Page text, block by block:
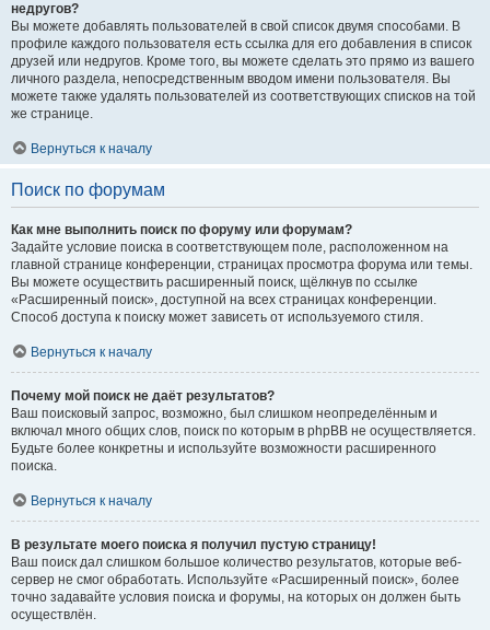
недругов?
Вы можете добавлять пользователей в свой список двумя способами. В
профиле каждого пользователя есть ссылка для его добавления в список
друзей или недругов. Кроме того, вы можете сделать это прямо из вашего
личного раздела, непосредственным вводом имени пользователя. Вы
можете также удалять пользователей из соответствующих списков на той
же странице.
Вернуться к началу
Поиск по форумам
Как мне выполнить поиск по форуму или форумам?
Задайте условие поиска в соответствующем поле, расположенном на
главной странице конференции, страницах просмотра форума или темы.
Вы можете осуществить расширенный поиск, щёлкнув по ссылке
«Расширенный поиск», доступной на всех страницах конференции.
Способ доступа к поиску может зависеть от используемого стиля.
Вернуться к началу
Почему мой поиск не даёт результатов?
Ваш поисковый запрос, возможно, был слишком неопределённым и
включал много общих слов, поиск по которым в phpBB не осуществляется.
Будьте более конкретны и используйте возможности расширенного
поиска.
Вернуться к началу
В результате моего поиска я получил пустую страницу!
Ваш поиск дал слишком большое количество результатов, которые веб-
сервер не смог обработать. Используйте «Расширенный поиск», более
точно задавайте условия поиска и форумы, на которых он должен быть
осуществлён.